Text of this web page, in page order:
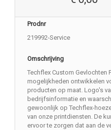
Prodnr
219992-Service
Omschrijving
Techflex Custom Gevlochten
mogelijkheden ontwikkelen
producten op maat. Logo's
bedrijfsinformatie en
gewoonlijk op Techflex-
van onze printdiensten. De
ervoor te zorgen dat aan de